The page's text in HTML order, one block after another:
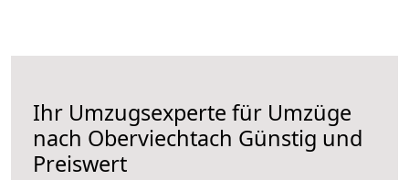
Ihr Umzugsexperte für Umzüge
nach Oberviechtach Günstig und
Preiswert